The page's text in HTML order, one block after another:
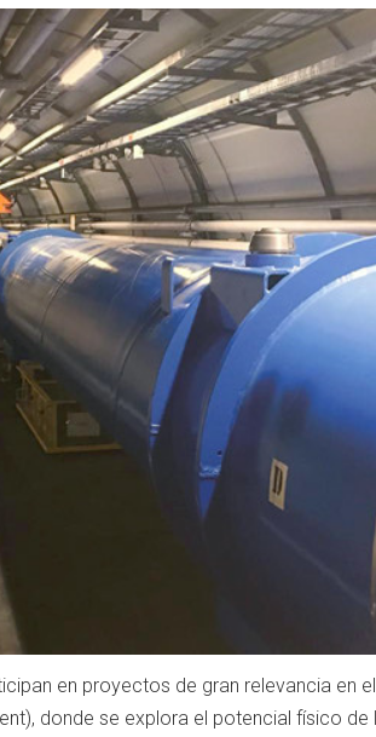
en proyectos de gran relevancia en
donde se explora el potencial físico